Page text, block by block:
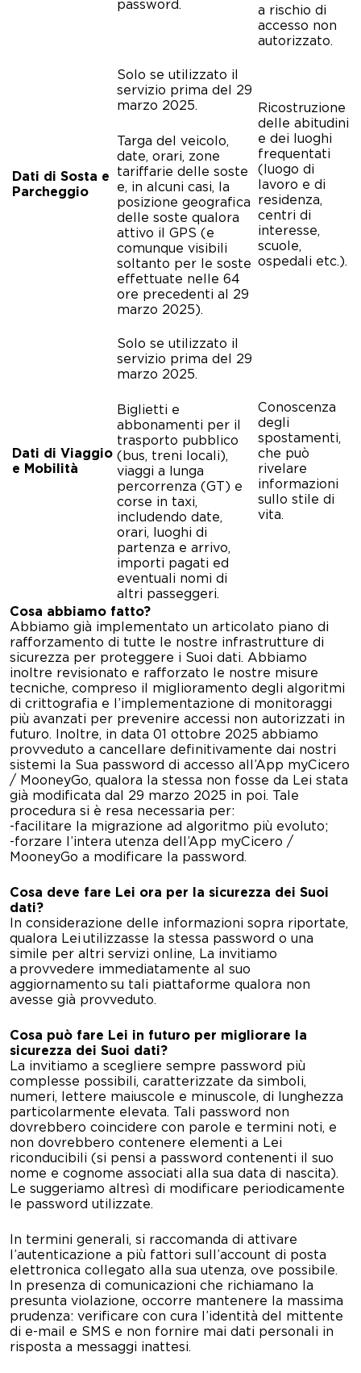
password.
a rischio di
accesso non
autorizzato.
Dati di Sosta e
Parcheggio
Solo se utilizzato il
servizio prima del 29
marzo 2025.
Targa del veicolo,
date, orari, zone
tariffarie delle soste
e, in alcuni casi, la
posizione geografica
delle soste qualora
attivo il GPS (e
comunque visibili
soltanto per le soste
effettuate nelle 64
ore precedenti al 29
marzo 2025).
Ricostruzione
delle abitudini
e dei luoghi
frequentati
(luogo di
lavoro e di
residenza,
centri di
interesse,
scuole,
ospedali etc.).
Dati di Viaggio
e Mobilità
Solo se utilizzato il
servizio prima del 29
marzo 2025.
Biglietti e
abbonamenti per il
trasporto pubblico
(bus, treni locali),
viaggi a lunga
percorrenza (GT) e
corse in taxi,
includendo date,
orari, luoghi di
partenza e arrivo,
importi pagati ed
eventuali nomi di
altri passeggeri.
Conoscenza
degli
spostamenti,
che può
rivelare
informazioni
sullo stile di
vita.
Cosa abbiamo fatto?
Abbiamo già implementato un articolato piano di
rafforzamento di tutte le nostre infrastrutture di
sicurezza per proteggere i Suoi dati. Abbiamo
inoltre revisionato e rafforzato le nostre misure
tecniche, compreso il miglioramento degli algoritmi
di crittografia e l’implementazione di monitoraggi
più avanzati per prevenire accessi non autorizzati in
futuro. Inoltre, in data 01 ottobre 2025 abbiamo
provveduto a cancellare definitivamente dai nostri
sistemi la Sua password di accesso all’App myCicero
/ MooneyGo, qualora la stessa non fosse da Lei stata
già modificata dal 29 marzo 2025 in poi. Tale
procedura si è resa necessaria per:
-facilitare la migrazione ad algoritmo più evoluto;
-forzare l’intera utenza dell’App myCicero /
MooneyGo a modificare la password.
Cosa deve fare Lei ora per la sicurezza dei Suoi
dati?
In considerazione delle informazioni sopra riportate,
qualora Lei utilizzasse la stessa password o una
simile per altri servizi online, La invitiamo
a provvedere immediatamente al suo
aggiornamento su tali piattaforme qualora non
avesse già provveduto.
Cosa può fare Lei in futuro per migliorare la
sicurezza dei Suoi dati?
La invitiamo a scegliere sempre password più
complesse possibili, caratterizzate da simboli,
numeri, lettere maiuscole e minuscole, di lunghezza
particolarmente elevata. Tali password non
dovrebbero coincidere con parole e termini noti, e
non dovrebbero contenere elementi a Lei
riconducibili (si pensi a password contenenti il suo
nome e cognome associati alla sua data di nascita).
Le suggeriamo altresì di modificare periodicamente
le password utilizzate.
In termini generali, si raccomanda di attivare
l’autenticazione a più fattori sull’account di posta
elettronica collegato alla sua utenza, ove possibile.
In presenza di comunicazioni che richiamano la
presunta violazione, occorre mantenere la massima
prudenza: verificare con cura l’identità del mittente
di e-mail e SMS e non fornire mai dati personali in
risposta a messaggi inattesi.